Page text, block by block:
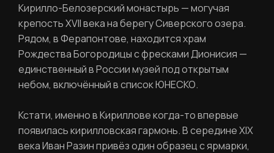
Кирилло-Белозерский монастырь — могучая
крепость XVII века на берегу Сиверского озера.
Рядом, в Ферапонтове, находится храм
Рождества Богородицы с фресками Дионисия —
единственный в России музей под открытым
небом, включённый в список ЮНЕСКО.
Кстати, именно в Кириллове когда-то впервые
появилась кирилловская гармонь. В середине XIX
века Иван Разин привёз один образец с ярмарки,